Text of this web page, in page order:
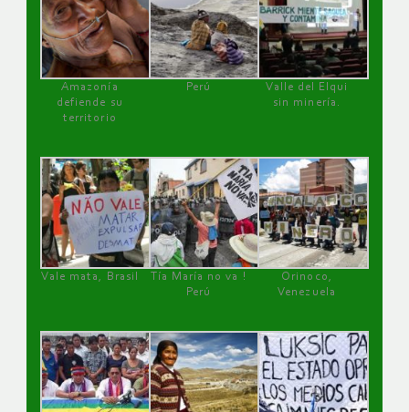
Amazonía
defiende su
territorio
Perú
Valle del Elqui
sin minería.
Vale mata, Brasil
Tía María no va !
Perú
Orinoco,
Venezuela